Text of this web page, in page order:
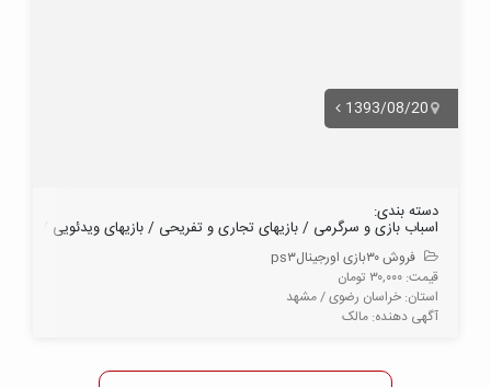
1393/08/20
دسته بندی:
اسباب بازی و سرگرمی / بازیهای تجاری و تفریحی / بازیهای ویدئویی /
فروش ۳۰بازی اورجینالps۳
قیمت: ۳۰,۰۰۰ تومان
استان: خراسان رضوی / مشهد
آگهی دهنده: مالک